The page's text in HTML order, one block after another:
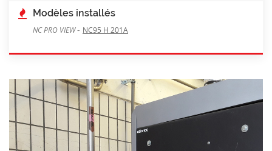
Modèles installés
NC PRO VIEW- NC95 H 201A